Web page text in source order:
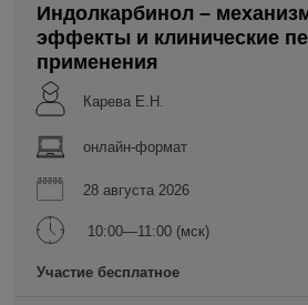
Индолкарбинол –
эффекты и клинические
применения
Карева Е.Н.
онлайн-формат
28 августа 2026
10:00—11:00 (мск)
Участие бесплатное